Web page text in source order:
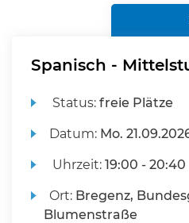
Spanisch -
Status:freie Plätze
Datum: Mo.
Uhrzeit:19:00 -
Ort: Bregenz,
Blumenstraße